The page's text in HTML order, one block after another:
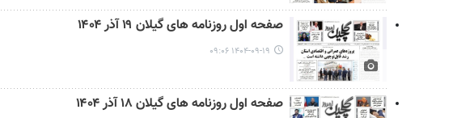
صفحه اول روزنامه های گیلان ۱۹ آذر ۱۴۰۴
۱۴۰۴-۰۹-۱۹ ۰۹:۰۶
صفحه اول روزنامه های گیلان ۱۸ آذر ۱۴۰۴